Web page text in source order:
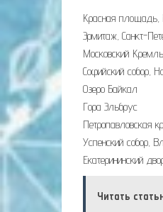
Красная площадь,
Эрмитаж, Санкт-
Московский Кремль
Софийский собор,
Озеро Байкал
Гора Эльбрус
Петропавловская
Успенский собор,
Екатерининский
Читать